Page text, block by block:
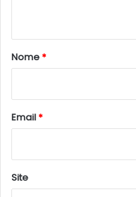
r
*
Nome*
Email*
Site